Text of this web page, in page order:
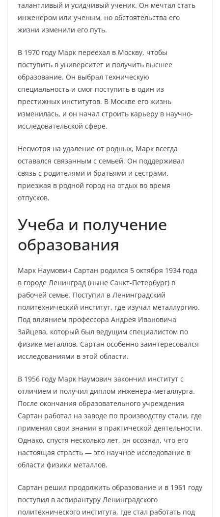
талантливый и усидчивый ученик. Он мечтал стать
инженером или ученым, но обстоятельства его
жизни изменили его путь.
В 1970 году Марк переехал в Москву, чтобы
поступить в университет и получить высшее
образование. Он выбрал техническую
специальность и смог поступить в один из
престижных институтов. В Москве его жизнь
изменилась, и он начал строить карьеру в научно-
исследовательской сфере.
Несмотря на удаление от родных, Марк всегда
оставался связанным с семьей. Он поддерживал
связь с родителями и братьями и сестрами,
приезжая в родной город на отдых во время
отпусков.
Учеба и получение
образования
Марк Наумович Сартан родился 5 октября 1934 года
в городе Ленинград (ныне Санкт-Петербург) в
рабочей семье. Поступил в Ленинградский
политехнический институт, где изучал металлургию.
Под влиянием профессора Андрея Ивановича
Зайцева, который был ведущим специалистом по
физике металлов, Сартан особенно заинтересовался
исследованиями в этой области.
В 1956 году Марк Наумович закончил институт с
отличием и получил диплом инженера-металлурга.
После окончания образовательного учреждения
Сартан работал на заводе по производству стали, где
применял свои знания в практической деятельности.
Однако, спустя несколько лет, он осознал, что его
настоящая страсть — это научное исследование в
области физики металлов.
Сартан решил продолжить образование и в 1961 году
поступил в аспирантуру Ленинградского
политехнического института, где стал работать под